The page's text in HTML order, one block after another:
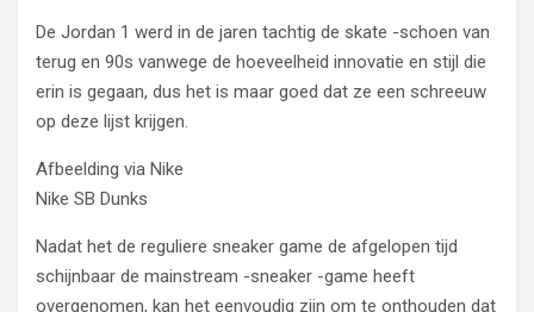
De Jordan 1 werd in de jaren tachtig de skate -schoen van
terug en 90s vanwege de hoeveelheid innovatie en stijl die
erin is gegaan, dus het is maar goed dat ze een schreeuw
op deze lijst krijgen.
Afbeelding via Nike
Nike SB Dunks
Nadat het de reguliere sneaker game de afgelopen tijd
schijnbaar de mainstream -sneaker -game heeft
overgenomen, kan het eenvoudig zijn om te onthouden dat